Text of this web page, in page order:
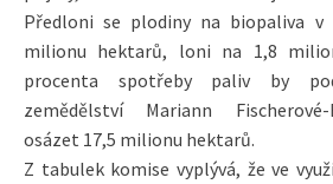
Předloni se plodiny na biopaliva v
milionu hektarů, loni na 1,8
procenta spotřeby paliv by
zemědělství Mariann Fischerové-
osázet 17,5 milionu hektarů.
Z tabulek komise vyplývá, že ve